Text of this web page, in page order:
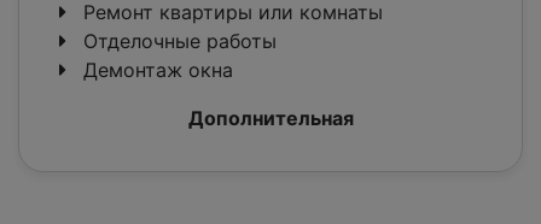
Ремонт квартиры или комнаты
Отделочные работы
Демонтаж окна
Дополнительная